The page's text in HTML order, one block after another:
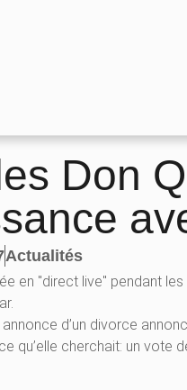
Don
Actualités
en "direct live" pendant
d’un divorce
qu’elle cherchait: un